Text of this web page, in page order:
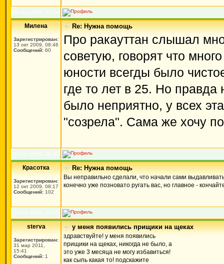
Милена
Зарегистрирован:
13 окт 2009, 08:46
Сообщений: 60
Re: Нужна помощь
Про ракауттан слышал
советую, говорят что
юности всегды было
где то лет в 25. Но правда
было неприятно, у всех
"созрела". Сама же хочу
Красотка
Зарегистрирован:
12 окт 2009, 08:17
Сообщений: 102
Re: Нужна помощь
Вы неправильно сделали, что начали сами
конечно уже позновато ругать вас, но главное -
sterva
Зарегистрирован:
31 мар 2011,
15:41
Сообщений: 1
у меня появились прищики на щеках
здравствуйте! у меня появились
прищики на щеках, никогда не было, а
это уже 3 месяца не могу избавиться!
как сыпь какая то! подскажите